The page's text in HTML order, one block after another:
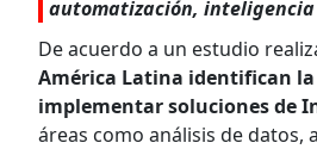
automatización,
De acuerdo a un estudio
América Latina identifican
implementar soluciones de
áreas como análisis de